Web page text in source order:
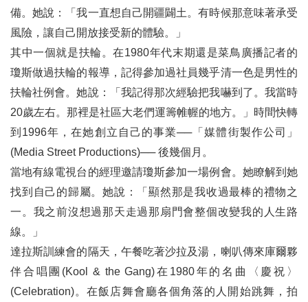
備。她說：「我一直想自己開疆闢土。有時候那意味著承受
風險，讓自己開放接受新的體驗。」
其中一個就是扶輪。在1980年代末期還是菜鳥廣播記者的
瓊斯做過扶輪的報導，記得參加過社員幾乎清一色是男性的
扶輪社例會。她說：「我記得那次經驗把我嚇到了。我當時
20歲左右。那裡是社區大老們運籌帷幄的地方。」時間快轉
到1996年，在她創立自己的事業──「媒體街製作公司」
(Media Street Productions)── 後幾個月。
當地有線電視台的經理邀請瓊斯參加一場例會。她瞭解到她
找到自己的歸屬。她說：「顯然那是我收過最棒的禮物之
一。我之前沒想過那天走過那扇門會整個改變我的人生路
線。」
達拉斯訓練會的隔天，午餐吃著沙拉及湯，喇叭傳來庫爾夥
伴合唱團(Kool & the Gang)在1980年的名曲〈慶祝〉
(Celebration)。在飯店舞會廳各個角落的人開始跳舞，拍